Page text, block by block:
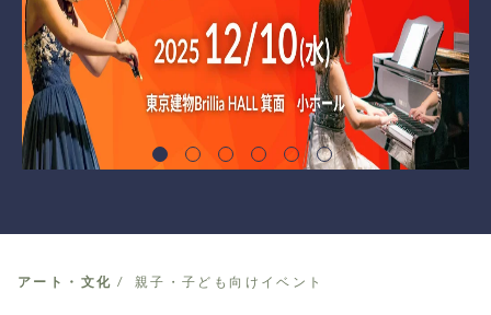
アート・文化 親子・子ども向けイベント